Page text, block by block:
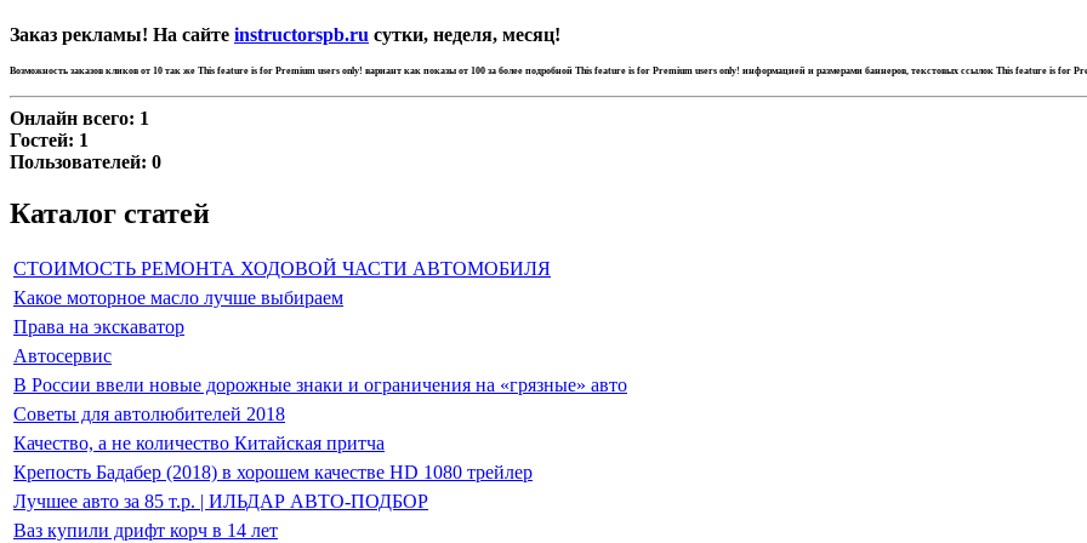
Заказ рекламы! На сайте instructorspb.ru сутки, неделя, месяц!
Возможность заказов кликов от 10 так же This feature is for Premium users only! вариант как показы от 100 за более подробной This feature is for Premium users only! информацией и размерами баннеров, текстовых ссылок This feature is for
Онлайн всего: 1
Гостей: 1
Пользователей: 0
Каталог статей
СТОИМОСТЬ РЕМОНТА ХОДОВОЙ ЧАСТИ АВТОМОБИЛЯ
Какое моторное масло лучше выбираем
Права на экскаватор
Автосервис
В России ввели новые дорожные знаки и ограничения на «грязные» авто
Советы для автолюбителей 2018
Качество, а не количество Китайская притча
Крепость Бадабер (2018) в хорошем качестве HD 1080 трейлер
Лучшее авто за 85 т.р. | ИЛЬДАР АВТО-ПОДБОР
Ваз купили дрифт корч в 14 лет